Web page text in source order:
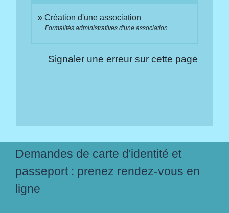
Création d'une association
Formalités administratives d'une association
Signaler une erreur sur cette page
Demandes de carte d'identité et
passeport : prenez rendez-vous en
ligne